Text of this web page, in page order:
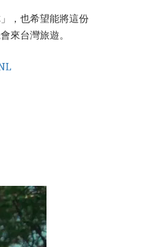
，也希望能將這份
來台灣旅遊。